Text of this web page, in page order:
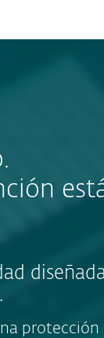
protección